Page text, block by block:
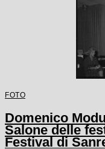
FOTO
Domenico
Salone delle
Festival di